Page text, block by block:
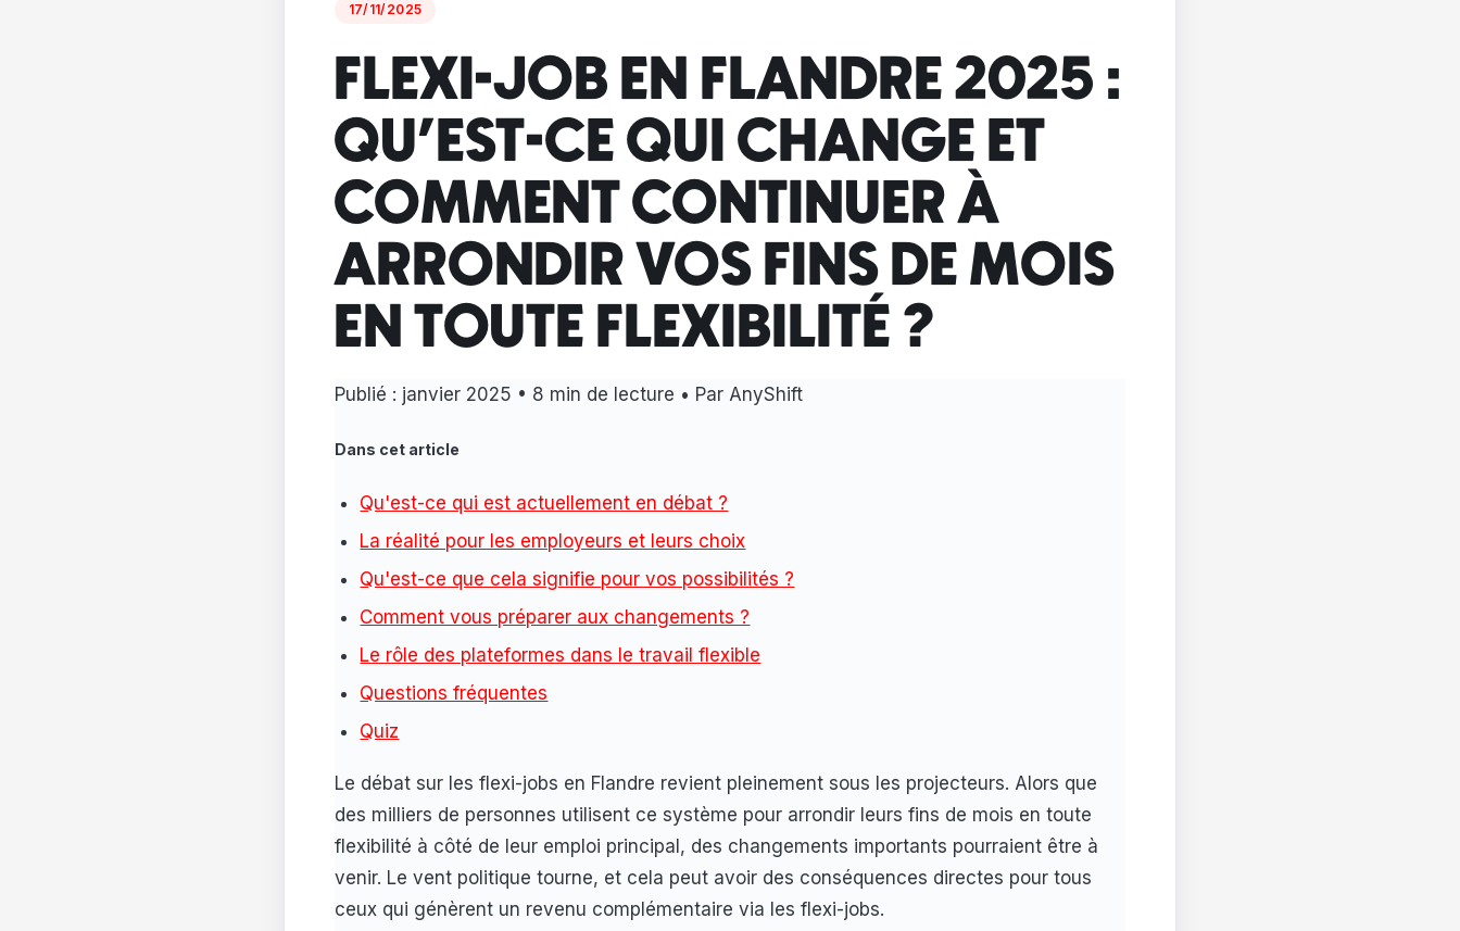
17/11/2025
FLEXI-JOB EN FLANDRE 2025 :
QU'EST-CE QUI CHANGE ET
COMMENT CONTINUER À
ARRONDIR VOS FINS DE MOIS
EN TOUTE FLEXIBILITÉ ?
Publié : janvier 2025 • 8 min de lecture • Par AnyShift
Dans cet article
Qu'est-ce qui est actuellement en débat ?
La réalité pour les employeurs et leurs choix
Qu'est-ce que cela signifie pour vos possibilités ?
Comment vous préparer aux changements ?
Le rôle des plateformes dans le travail flexible
Questions fréquentes
Quiz
Le débat sur les flexi-jobs en Flandre revient pleinement sous les projecteurs. Alors que
des milliers de personnes utilisent ce système pour arrondir leurs fins de mois en toute
flexibilité à côté de leur emploi principal, des changements importants pourraient être à
venir. Le vent politique tourne, et cela peut avoir des conséquences directes pour tous
ceux qui génèrent un revenu complémentaire via les flexi-jobs.